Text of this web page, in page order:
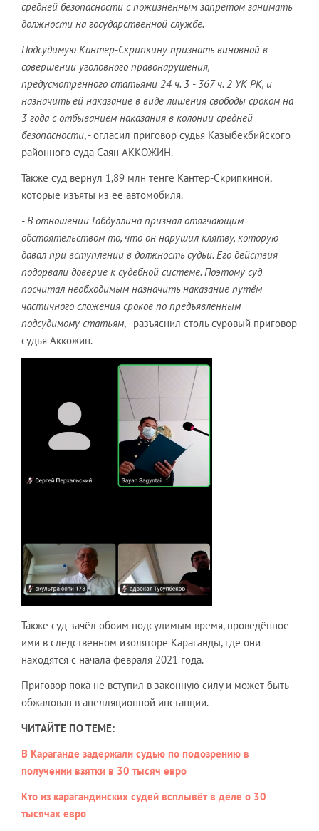
средней безопасности с пожизненным запретом занимать
должности на государственной службе.
Подсудимую Кантер-Скрипкину признать виновной в
совершении уголовного правонарушения,
предусмотренного статьями 24 ч. 3 - 367 ч. 2 УК РК, и
назначить ей наказание в виде лишения свободы сроком на
3 года с отбыванием наказания в колонии средней
безопасности, - огласил приговор судья Казыбекбийского
районного суда Саян АККОЖИН.
Также суд вернул 1,89 млн тенге Кантер-Скрипкиной,
которые изъяты из её автомобиля.
- В отношении Габдуллина признал отягчающим
обстоятельством то, что он нарушил клятву, которую
давал при вступлении в должность судьи. Его действия
подорвали доверие к судебной системе. Поэтому суд
посчитал необходимым назначить наказание путём
частичного сложения сроков по предъявленным
подсудимому статьям, - разъяснил столь суровый приговор
судья Аккожин.
Также суд зачёл обоим подсудимым время, проведённое
ими в следственном изоляторе Караганды, где они
находятся с начала февраля 2021 года.
Приговор пока не вступил в законную силу и может быть
обжалован в апелляционной инстанции.
ЧИТАЙТЕ ПО ТЕМЕ:
В Караганде задержали судью по подозрению в
получении взятки в 30 тысяч евро
Кто из карагандинских судей всплывёт в деле о 30
тысячах евро